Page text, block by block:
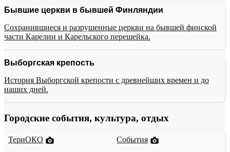
Бывшие церкви в бывшей Финляндии
Сохранившиеся и разрушенные церкви на бывшей финской
части Карелии и Карельского перешейка.
Выборгская крепость
История Выборгской крепости с древнейших времен и до
наших дней.
Городские события, культура, отдых
ТериОКО
События